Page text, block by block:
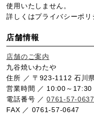
使用いたしません。
詳しくはプライバシーポリ
店舗情報
店舗のご案内
九谷焼いわたや
住所 ／ 〒923-1112 石川
営業時間 ／ 10:00～
電話番号 ／0761-57-0637
FAX ／ 0761-57-0647